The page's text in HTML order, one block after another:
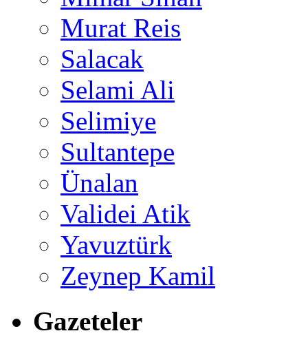
Murat Reis
Salacak
Selami Ali
Selimiye
Sultantepe
Ünalan
Validei Atik
Yavuztürk
Zeynep Kamil
Gazeteler